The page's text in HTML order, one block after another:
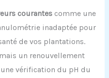
courantescomme une
inadaptée pour
de vos plantations.
un renouvellement
vérification du pH du